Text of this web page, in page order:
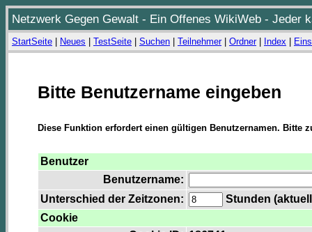
Netzwerk Gegen Gewalt - Ein Offenes WikiWeb - Jeder
StartSeite Neues TestSeite Suchen Teilnehmer| Ordner| Index
Bitte Benutzername eingeben
Diese Funktion erfordert einen gültigen Benutzernamen. Bitte
Benutzer
Benutzername:
Unterschied der Zeitzonen:
Stunden
Cookie